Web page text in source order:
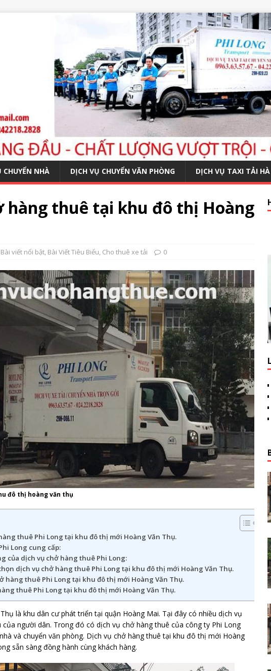
CHUYỂN NHÀ DỊCH VỤ CHUYỂN VĂN PHÒNG DỊCH VỤ TAXI TẢI
hàng thuê tại khu đô thị Hoàng
Bài viết nổi bật, Bài Viết Tiêu Biểu, Cho thuê xe tải 0
đô thị hoàng văn thụ
thuê Phi Long tại khu đô thị mới Hoàng Văn Thụ.
Long cung cấp:
của dịch vụ chở hàng thuê Phi Long:
dịch vụ chở hàng thuê Phi Long tại khu đô thị mới Hoàng Văn Thụ.
hàng thuê Phi Long tại khu đô thị mới Hoàng Văn Thụ.
thuê Phi Long tại khu đô thị mới Hoàng Văn Thụ.
là khu dân cư phát triển tại quận Hoàng Mai. Tại đây có nhiều dịch vụ
của người dân. Trong đó có dịch vụ chở hàng thuê của công ty Phi Long
và chuyển văn phòng. Dịch vụ chở hàng thuê tại khu đô thị mới Hoàng
sẵn sàng đồng hành cùng khách hàng.